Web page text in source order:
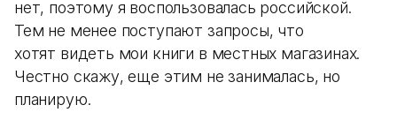
нет, поэтому я воспользовалась российской.
Тем не менее поступают запросы, что
хотят видеть мои книги в местных магазинах.
Честно скажу, еще этим не занималась, но
планирую.